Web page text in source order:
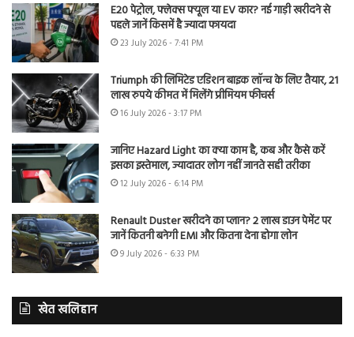
E20 पेट्रोल, फ्लेक्स फ्यूल या EV कार? नई गाड़ी खरीदने से
पहले जानें किसमें है ज्यादा फायदा
23 July 2026 - 7:41 PM
Triumph की लिमिटेड एडिशन बाइक लॉन्च के लिए तैयार, 21
लाख रुपये कीमत में मिलेंगे प्रीमियम फीचर्स
16 July 2026 - 3:17 PM
जानिए Hazard Light का क्या काम है, कब और कैसे करें
इसका इस्तेमाल, ज्यादातर लोग नहीं जानते सही तरीका
12 July 2026 - 6:14 PM
Renault Duster खरीदने का प्लान? 2 लाख डाउन पेमेंट पर
जानें कितनी बनेगी EMI और कितना देना होगा लोन
9 July 2026 - 6:33 PM
खेत खलिहान